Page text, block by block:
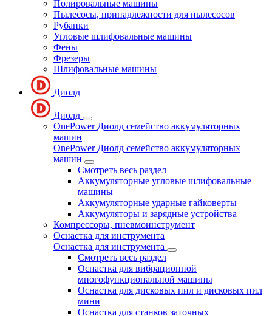
Полировальные машины
Пылесосы, принадлежности для пылесосов
Рубанки
Угловые шлифовальные машины
Фены
Фрезеры
Шлифовальные машины
Диолд
Диолд
OnePower Диолд семейство аккумуляторных
машин
OnePower Диолд семейство аккумуляторных
машин
Смотреть весь раздел
Аккумуляторные угловые шлифовальные
машины
Аккумуляторные ударные гайковерты
Аккумуляторы и зарядные устройства
Компрессоры, пневмоинструмент
Оснастка для инструмента
Оснастка для инструмента
Смотреть весь раздел
Оснастка для вибрационной
многофункциональной машины
Оснастка для дисковых пил и дисковых пил
мини
Оснастка для станков заточных